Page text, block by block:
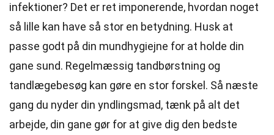
infektioner? Det er ret imponerende, hvordan noget
så lille kan have så stor en betydning. Husk at
passe godt på din mundhygiejne for at holde din
gane sund. Regelmæssig tandbørstning og
tandlægebesøg kan gøre en stor forskel. Så næste
gang du nyder din yndlingsmad, tænk på alt det
arbejde, din gane gør for at give dig den bedste